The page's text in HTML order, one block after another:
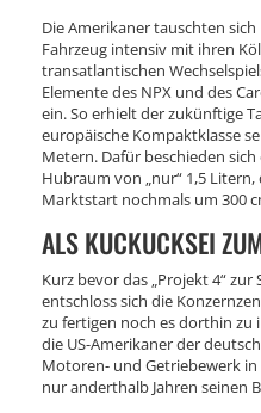
Die Amerikaner tauschten
Fahrzeug intensiv mit ihren
transatlantischen
Elemente des NPX und des
ein. So erhielt der zukünftige
europäische Kompaktklasse
Metern. Dafür beschieden
Hubraum von „nur“ 1,5
Marktstart nochmals um 300
ALS KUCKUCKSEI
Kurz bevor das „Projekt 4“
entschloss sich die
zu fertigen noch es dorthin
die US-Amerikaner der
Motoren- und Getriebewerk
nur anderthalb Jahren seinen